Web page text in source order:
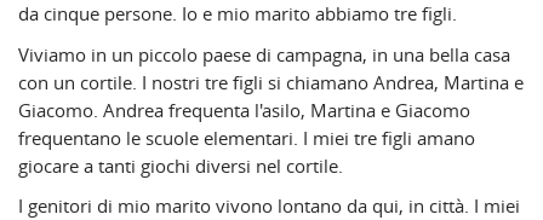
da cinque persone. Io e mio marito abbiamo tre figli.
Viviamo in un piccolo paese di campagna, in una bella casa
con un cortile. I nostri tre figli si chiamano Andrea, Martina e
Giacomo. Andrea frequenta l'asilo, Martina e Giacomo
frequentano le scuole elementari. I miei tre figli amano
giocare a tanti giochi diversi nel cortile.
I genitori di mio marito vivono lontano da qui, in città. I miei